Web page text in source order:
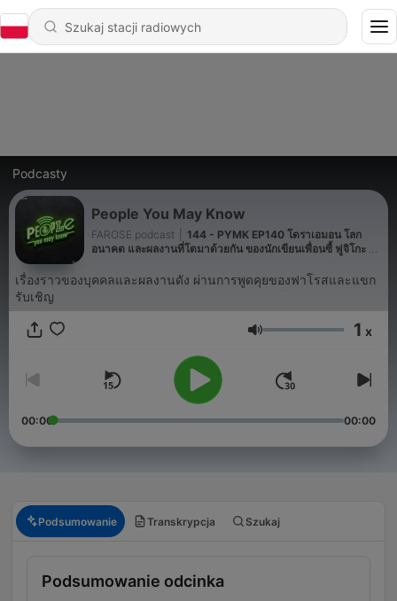
Podcasty
People You May Know
FAROSE podcast
144 - PYMK EP140 โดราเอมอน โลก
อนาคต และผลงานที่โตมาด้วยกัน ของนักเขียนเพื่อนซี้ ฟูจิโกะ ฟู
เรื่องราวของบุคคลและผลงานดัง ผ่านการพูดคุยของฟาโรสและแขก
รับเชิญ
Głośność 1 x
00:00 00:00
Podsumowanie Transkrypcja Szukaj
Podsumowanie odcinka